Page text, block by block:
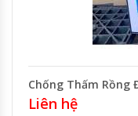
Chống Thấm Rồng
Liên hệ